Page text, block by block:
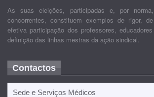
As suas eleições, participadas e, por
concorrentes, constituem exemplos de rigor,
efetiva participação dos professores,
definição das linhas mestras da ação sindical.
Contactos
Sede e Serviços Médicos